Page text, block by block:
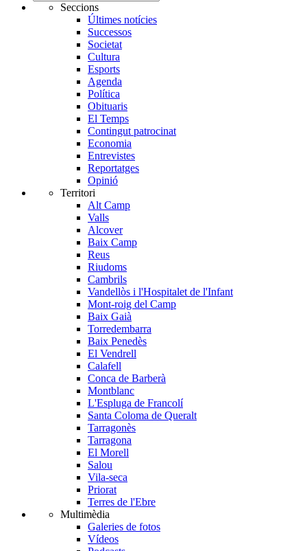
Seccions
Últimes notícies
Successos
Societat
Cultura
Esports
Agenda
Política
Obituaris
El Temps
Contingut patrocinat
Economia
Entrevistes
Reportatges
Opinió
Territori
Alt Camp
Valls
Alcover
Baix Camp
Reus
Riudoms
Cambrils
Vandellòs i l'Hospitalet de l'Infant
Mont-roig del Camp
Baix Gaià
Torredembarra
Baix Penedès
El Vendrell
Calafell
Conca de Barberà
Montblanc
L'Espluga de Francolí
Santa Coloma de Queralt
Tarragonès
Tarragona
El Morell
Salou
Vila-seca
Priorat
Terres de l'Ebre
Multimèdia
Galeries de fotos
Vídeos